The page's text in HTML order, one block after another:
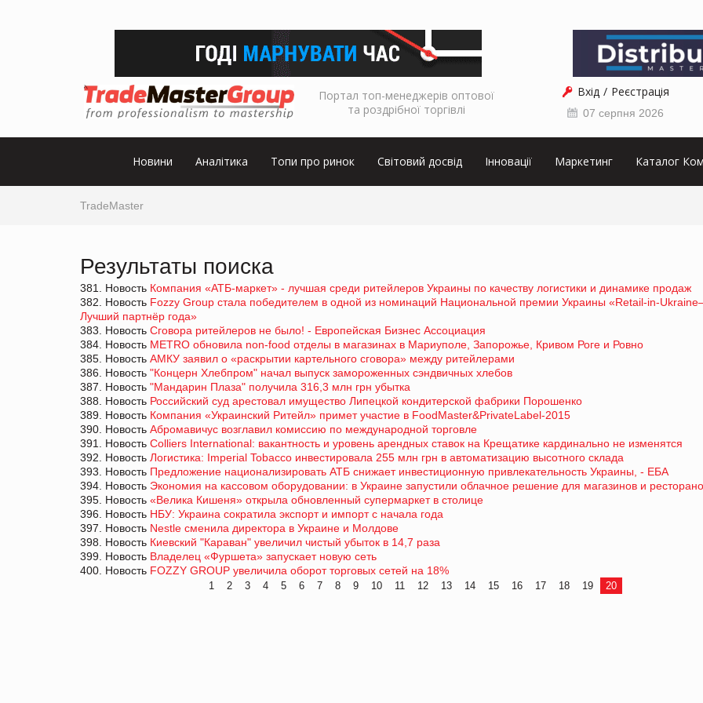
Портал топ-менеджерів оптової
та роздрібної торгівлі
Вхід Реєстрація
07 серпня 2026
Новини Аналітика Топи про ринок Світовий досвід Інновації Маркетинг Каталог
TradeMaster
Результаты поиска
381. Новость Компания «АТБ-маркет» - лучшая среди ритейлеров Украины по качеству логистики и динамике продаж
382. Новость Fozzy Group стала победителем в одной из номинаций Национальной премии Украины «Retail-in-
Лучший партнёр года»
383. Новость Сговора ритейлеров не было! - Европейская Бизнес Ассоциация
384. Новость METRO обновила non-food отделы в магазинах в Мариуполе, Запорожье, Кривом Роге и Ровно
385. Новость АМКУ заявил о «раскрытии картельного сговора» между ритейлерами
386. Новость "Концерн Хлебпром" начал выпуск замороженных сэндвичных хлебов
387. Новость "Мандарин Плаза" получила 316,3 млн грн убытка
388. Новость Российский суд арестовал имущество Липецкой кондитерской фабрики Порошенко
389. Новость Компания «Украинский Ритейл» примет участие в FoodMaster&PrivateLabel-2015
390. Новость Абромавичус возглавил комиссию по международной торговле
391. Новость Colliers International: вакантность и уровень арендных ставок на Крещатике кардинально не изменятся
392. Новость Логистика: Imperial Tobacco инвестировала 255 млн грн в автоматизацию высотного склада
393. Новость Предложение национализировать АТБ снижает инвестиционную привлекательность Украины, - ЕБА
394. Новость Экономия на кассовом оборудовании: в Украине запустили облачное решение для магазинов и
395. Новость «Велика Кишеня» открыла обновленный супермаркет в столице
396. Новость НБУ: Украина сократила экспорт и импорт с начала года
397. Новость Nestle сменила директора в Украине и Молдове
398. Новость Киевский "Караван" увеличил чистый убыток в 14,7 раза
399. Новость Владелец «Фуршета» запускает новую сеть
400. Новость FOZZY GROUP увеличила оборот торговых сетей на 18%
1 2 3 4 5 6 7 8 9 10 11 12 13 14 15 16 17 18 19 20